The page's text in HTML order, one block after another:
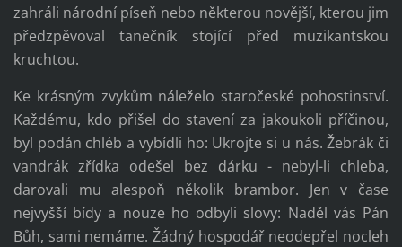
zahráli národní píseň nebo některou novější, kterou jim
předzpěvoval tanečník stojící před muzikantskou
kruchtou.
Ke krásným zvykům náleželo staročeské pohostinství.
Každému, kdo přišel do stavení za jakoukoli příčinou,
byl podán chléb a vybídli ho: Ukrojte si u nás. Žebrák či
vandrák zřídka odešel bez dárku - nebyl-li chleba,
darovali mu alespoň několik brambor. Jen v čase
nejvyšší bídy a nouze ho odbyli slovy: Naděl vás Pán
Bůh, sami nemáme. Žádný hospodář neodepřel nocleh